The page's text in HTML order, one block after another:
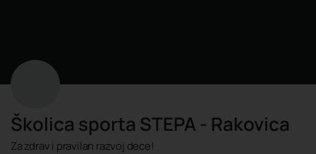
Školica sporta STEPA - Rakovica
Za zdrav i pravilan razvoj dece!